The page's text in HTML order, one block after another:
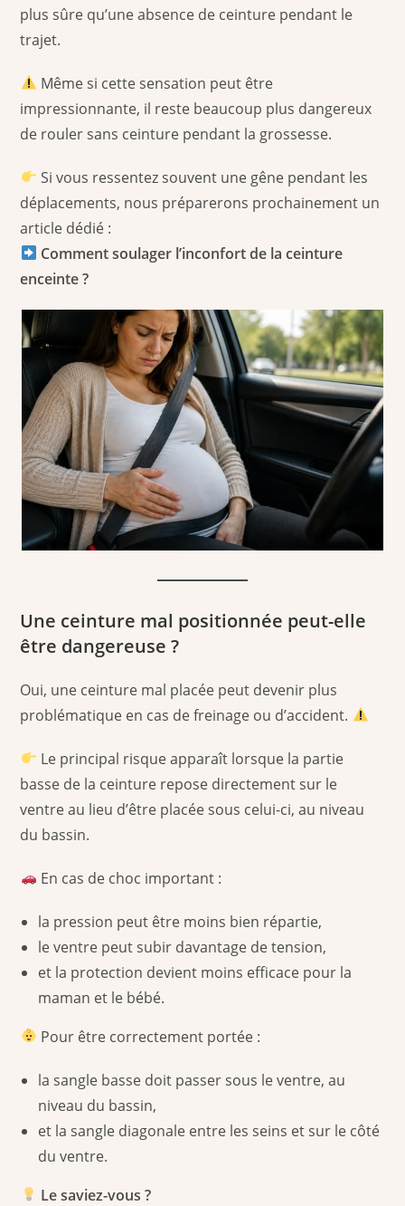
plus sûre qu’une absence de ceinture pendant le
trajet.
Même si cette sensation peut être
impressionnante, il reste beaucoup plus dangereux
de rouler sans ceinture pendant la grossesse.
Si vous ressentez souvent une gêne pendant les
déplacements, nous préparerons prochainement un
article dédié :
Comment soulager l’inconfort de la ceinture
enceinte ?
Une ceinture mal positionnée peut-elle
être dangereuse ?
Oui, une ceinture mal placée peut devenir plus
problématique en cas de freinage ou d’accident.
Le principal risque apparaît lorsque la partie
basse de la ceinture repose directement sur le
ventre au lieu d’être placée sous celui-ci, au niveau
du bassin.
En cas de choc important :
la pression peut être moins bien répartie,
le ventre peut subir davantage de tension,
et la protection devient moins efficace pour la
maman et le bébé.
Pour être correctement portée :
la sangle basse doit passer sous le ventre, au
niveau du bassin,
et la sangle diagonale entre les seins et sur le côté
du ventre.
Le saviez-vous ?